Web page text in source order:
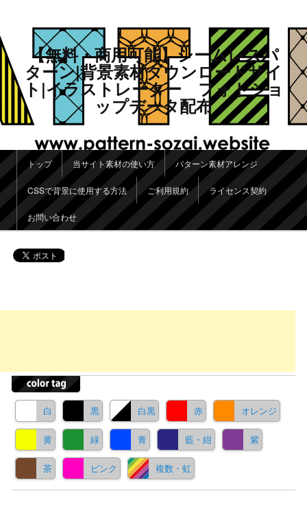
【無料・商用可能】シームレスパ
ターン|背景素材ダウンロードサイ
ト|イラストレーター フォトショ
ップデータ配布
メインメニュー
メインコンテンツへ移動
サブコンテンツへ移動
トップ 当サイト素材の使い方 パターン素材アレンジ
CSSで背景に使用する方法 ご利用規約 ライセンス契約
お問い合わせ
白 黒 白黒 赤 オレンジ
黄 緑 青 藍・紺 紫
茶 ピンク 複数・虹